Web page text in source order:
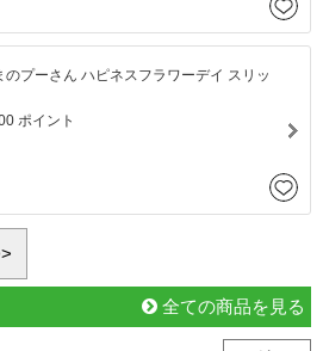
のプーさん ハピネスフラワーデイ スリッ
ポイント
全ての商品を見る